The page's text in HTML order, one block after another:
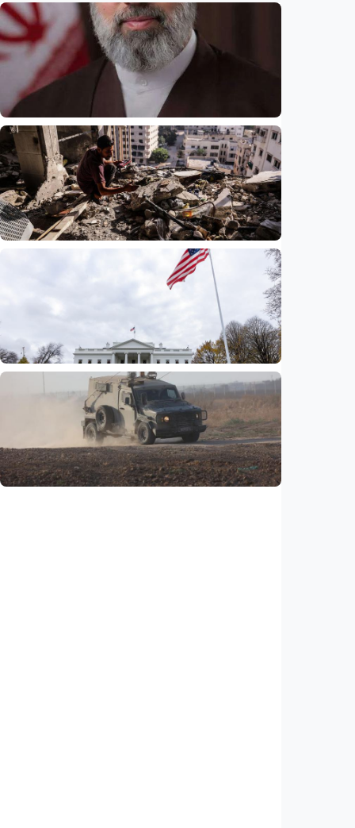
Internasional
Presiden Iran akui sangat sulit
berkomunikasi dengan pemimpin tertinggi
Mojtaba Khamenei di tengah perang
Indonesia•06 Aug 2026
Agresi Israel kian menggerus kehidupan
Gaza, PBB sebut operasi militer perparah
pengungsian
Indonesia 06 Aug 2026
Nasib 350.000 warga Haiti di AS terancam,
putusan hakim buka jalan bagi deportasi
Indonesia • 06 Aug 2026